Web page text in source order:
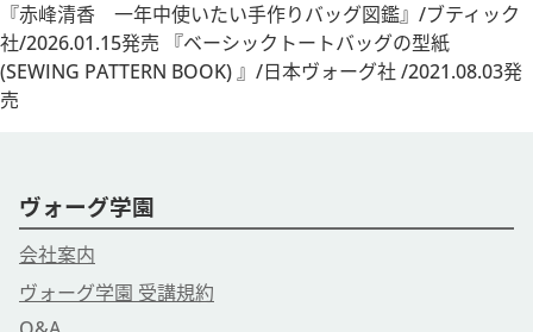
『赤峰清香 一年中使いたい手作りバッグ図鑑』/ブティック
社/2026.01.15発売 『ベーシックトートバッグの型紙
(SEWING PATTERN BOOK) 』/日本ヴォーグ社 /2021.08.03発
売
ヴォーグ学園
会社案内
ヴォーグ学園 受講規約